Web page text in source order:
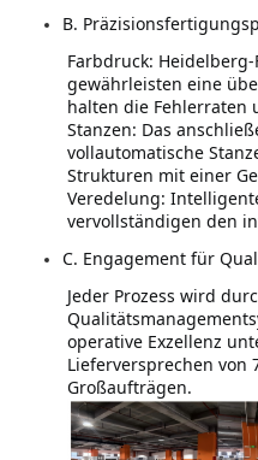
B.
Farbdruck:
gewährleisten eine
halten die Fehlerraten
Stanzen: Das
vollautomatische
Strukturen mit einer
Veredelung:
vervollständigen den
C. Engagement für
Jeder Prozess wird
operative Exzellenz
Lieferversprechen von
Großaufträgen.